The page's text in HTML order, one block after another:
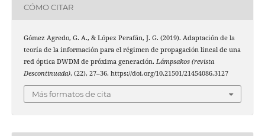
CÓMO CITAR
Gómez Agredo, G. A., & López Perafán, J. G. (2019). Adaptación de la
teoría de la información para el régimen de propagación lineal de una
red óptica DWDM de próxima generación. Lámpsakos (revista
Descontinuada), (22), 27–36. https://doi.org/10.21501/21454086.3127
Más formatos de cita